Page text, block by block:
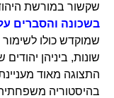
שקשור במורשת
בשכונה והסברים
שמוקדש כולו לשימור
שונות, ביניהן
התצוגה מאוד
בהיסטוריה